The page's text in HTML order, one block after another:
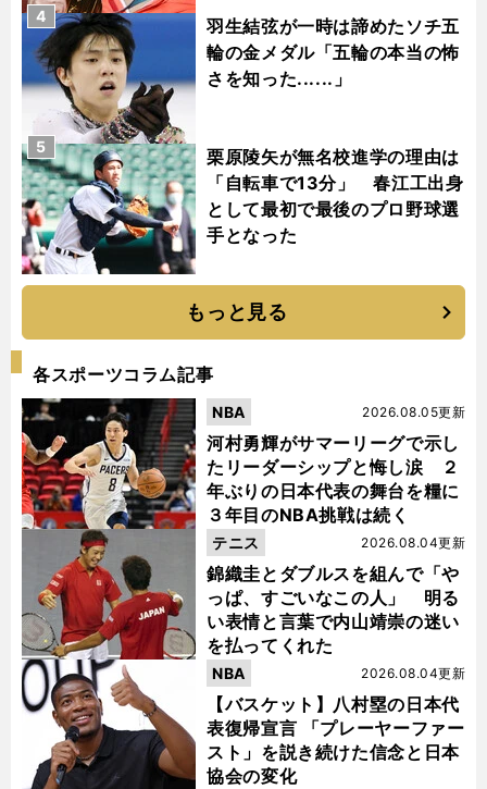
羽生結弦が一時は諦めたソチ五
輪の金メダル「五輪の本当の怖
さを知った......」
4
栗原陵矢が無名校進学の理由は
「自転車で13分」 春江工出身
として最初で最後のプロ野球選
手となった
5
もっと見る
各スポーツコラム記事
河村勇輝がサマーリーグで示し
たリーダーシップと悔し涙 ２
年ぶりの日本代表の舞台を糧に
３年目のNBA挑戦は続く
2026.08.05更新
NBA
錦織圭とダブルスを組んで「や
っぱ、すごいなこの人」 明る
い表情と言葉で内山靖崇の迷い
を払ってくれた
2026.08.04更新
テニス
【バスケット】八村塁の日本代
表復帰宣言 「プレーヤーファー
スト」を説き続けた信念と日本
協会の変化
2026.08.04更新
NBA